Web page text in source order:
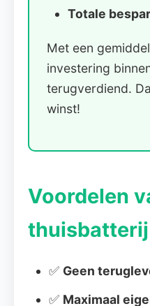
Totale
Met een
investering
terugverdiend.
winst!
Voordelen
thuisbatterij
✅ Geen
✅ Maximaal